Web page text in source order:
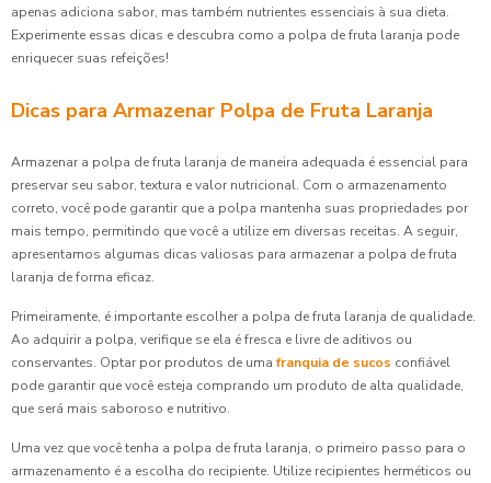
apenas adiciona sabor, mas também nutrientes essenciais à sua dieta.
Experimente essas dicas e descubra como a polpa de fruta laranja pode
enriquecer suas refeições!
Dicas para Armazenar Polpa de Fruta Laranja
Armazenar a polpa de fruta laranja de maneira adequada é essencial para
preservar seu sabor, textura e valor nutricional. Com o armazenamento
correto, você pode garantir que a polpa mantenha suas propriedades por
mais tempo, permitindo que você a utilize em diversas receitas. A seguir,
apresentamos algumas dicas valiosas para armazenar a polpa de fruta
laranja de forma eficaz.
Primeiramente, é importante escolher a polpa de fruta laranja de qualidade.
Ao adquirir a polpa, verifique se ela é fresca e livre de aditivos ou
conservantes. Optar por produtos de umafranquia de sucos confiável
pode garantir que você esteja comprando um produto de alta qualidade,
que será mais saboroso e nutritivo.
Uma vez que você tenha a polpa de fruta laranja, o primeiro passo para o
armazenamento é a escolha do recipiente. Utilize recipientes herméticos ou